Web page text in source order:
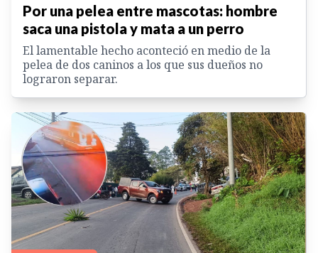
Por una pelea entre mascotas: hombre
saca una pistola y mata a un perro
El lamentable hecho aconteció en medio de la
pelea de dos caninos a los que sus dueños no
lograron separar.